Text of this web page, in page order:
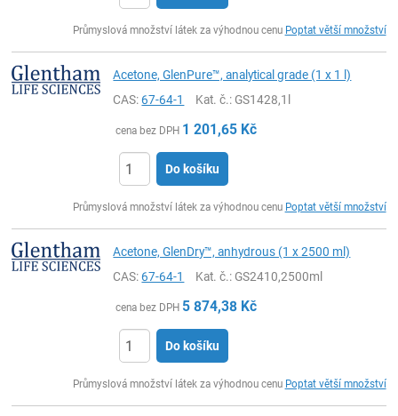
Průmyslová množství látek za výhodnou cenu Poptat větší množství
Acetone, GlenPure™, analytical grade (1 x 1 l)
CAS:67-64-1 Kat. č.: GS1428,1l
cena bez DPH 1 201,65 Kč
Do košíku
Průmyslová množství látek za výhodnou cenu Poptat větší množství
Acetone, GlenDry™, anhydrous (1 x 2500 ml)
CAS:67-64-1 Kat. č.: GS2410,2500ml
cena bez DPH 5 874,38 Kč
Do košíku
Průmyslová množství látek za výhodnou cenu Poptat větší množství